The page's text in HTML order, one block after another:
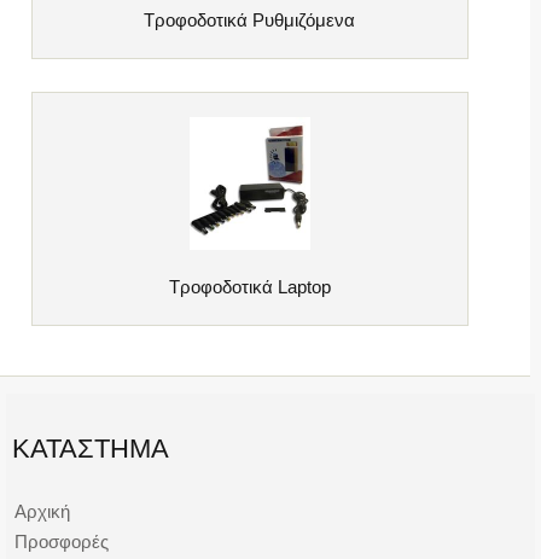
Τροφοδοτικά Ρυθμιζόμενα
Τροφοδοτικά Laptop
ΚΑΤΆΣΤΗΜΑ
Αρχική
Προσφορές